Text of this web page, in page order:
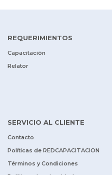
REQUERIMIENTOS
Capacitación
Relator
SERVICIO AL CLIENTE
Contacto
Políticas de REDCAPACITACION
Términos y Condiciones